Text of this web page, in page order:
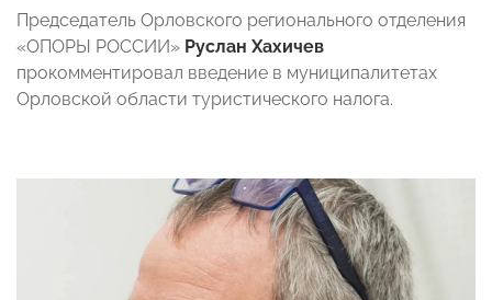
Председатель Орловского регионального отделения
«ОПОРЫ РОССИИ» Руслан Хахичев
прокомментировал введение в муниципалитетах
Орловской области туристического налога.